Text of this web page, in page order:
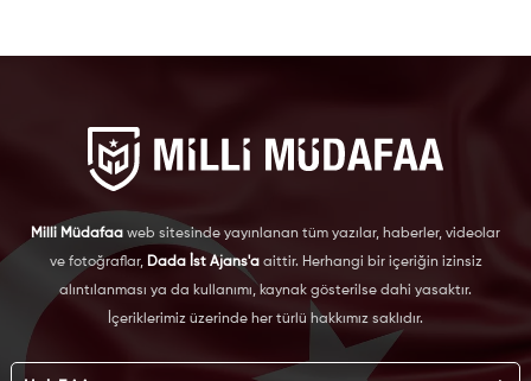
Milli Müdafaa web sitesinde yayınlanan tüm yazılar, haberler, videolar
ve fotoğraflar, Dada İst Ajans'aaittir. Herhangi bir içeriğin izinsiz
alıntılanması ya da kullanımı, kaynak gösterilse dahi yasaktır.
İçeriklerimiz üzerinde her türlü hakkımız saklıdır.